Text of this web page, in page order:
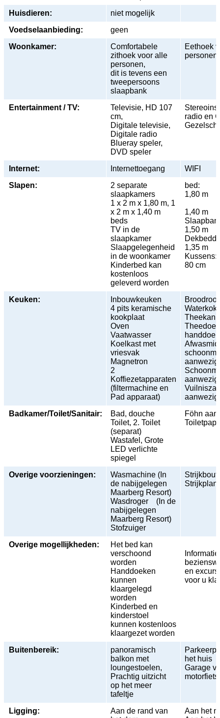
Huisdieren:
niet mogelijk
Voedselaanbieding:
geen
Woonkamer:
Comfortabele
zithoek voor alle
personen,
dit is tevens een
tweepersoons
slaapbank
Eethoek
personen
Entertainment / TV:
Televisie, HD 107
cm,
Digitale televisie,
Digitale radio
Blueray speler,
DVD speler
radio en
Internet: Internettoegang
WIFI
Slapen:
2 separate
slaapkamers
1 x 2 m x 1,80 m, 1
x 2 m x 1,40 m
beds
TV in de
slaapkamer
Slaapgelegenheid
in de woonkamer
Kinderbed kan
kostenloos
geleverd worden
bed:
1,80 m
1,40 m
1,50 m
1,35 m
80 cm
Keuken:
Inbouwkeuken
4 pits keramische
kookplaat
Oven
Vaatwasser
Koelkast met
vriesvak
Magnetron
2
Koffiezetapparaten
(filtermachine en
Pad apparaat)
Theekan
aanwezig
aanwezig
aanwezig
Badkamer/Toilet/Sanitair:
Bad, douche
Toilet, 2. Toilet
(separat)
Wastafel, Grote
LED verlichte
spiegel
Föhn
Overige voorzieningen:
Wasmachine (In
de nabijgelegen
Maarberg Resort)
Wasdroger (In de
nabijgelegen
Maarberg Resort)
Stofzuiger
Strijkbout
Overige mogellijkheden:
Het bed kan
verschoond
worden
Handdoeken
kunnen
klaargelegd
worden
Kinderbed en
kinderstoel
kunnen kostenloos
klaargezet worden
en
voor u
Buitenbereik:
panoramisch
balkon met
loungestoelen,
Prachtig uitzicht
op het meer
tafeltje
het huis
Garage
Ligging:
Aan de rand van
Aan het